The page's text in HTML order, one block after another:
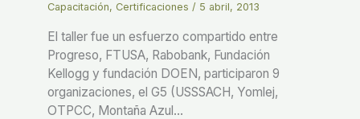
Capacitación, Certificaciones / 5 abril, 2013
El taller fue un esfuerzo compartido entre
Progreso, FTUSA, Rabobank, Fundación
Kellogg y fundación DOEN, participaron 9
organizaciones, el G5 (USSSACH, Yomlej,
OTPCC, Montaña Azul…